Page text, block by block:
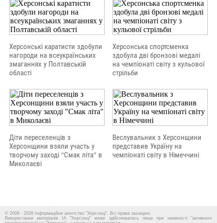
Херсонські каратисти здобули
нагороди на всеукраїнських
змаганнях у Полтавській
області
Херсонська спортсменка
здобула дві бронзові медалі
на чемпіонаті світу з кульової
стрільби
Діти переселенців з
Херсонщини взяли участь у
творчому заході "Смак літа" в
Миколаєві
Веслувальник з Херсонщини
представив Україну на
чемпіонаті світу в Німеччині
© 2008 - 2026 Інформаційне агентство "Херсонці". Всі права захищені.
Використання матеріалів ІА "Херсонці" може здійснюватись лише при наявності "активного